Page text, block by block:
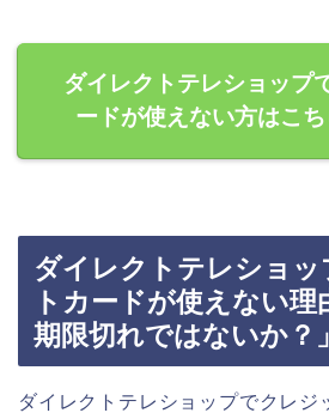
ダイレクトテレショップ
ードが使えない方はこ
ダイレクトテレショッ
トカードが使えない理
期限切れではないか？」
ダイレクトテレショップでクレジ